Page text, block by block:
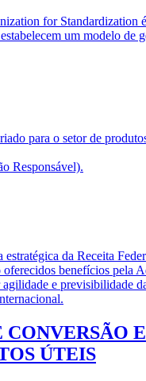
for Standardization
um modelo de
para o setor de
Responsável).
estratégica da Receita
oferecidos benefícios pela
e previsibilidade
CONVERSÃO E
ÚTEIS